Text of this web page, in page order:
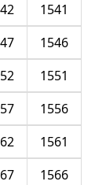
1541
1546
1551
1556
1561
1566